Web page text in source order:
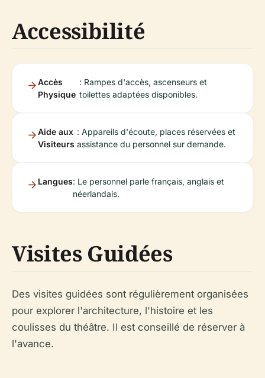
Accessibilité
Accès
Physique
: Rampes d'accès, ascenseurs et
toilettes adaptées disponibles.
Aide aux
Visiteurs
: Appareils d'écoute, places réservées et
assistance du personnel sur demande.
Langues: Le personnel parle français, anglais et
néerlandais.
Visites Guidées
Des visites guidées sont régulièrement organisées
pour explorer l'architecture, l'histoire et les
coulisses du théâtre. Il est conseillé de réserver à
l'avance.